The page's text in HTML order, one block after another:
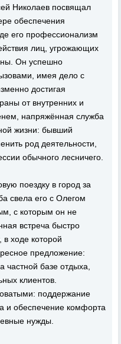
Николаев посвящал
обеспечения
его профессионализм
лиц, угрожающих
Он успешно
имея дело с
достигая
от внутренних и
напряжённая служба
жизни: бывший
род деятельности,
обычного лесничего.
поездку в город за
свела его с Олегом
с которым он не
встреча быстро
ходе которой
предложение:
базе отдыха,
клиентов.
поддержание
и обеспечение комфорта
нужды.